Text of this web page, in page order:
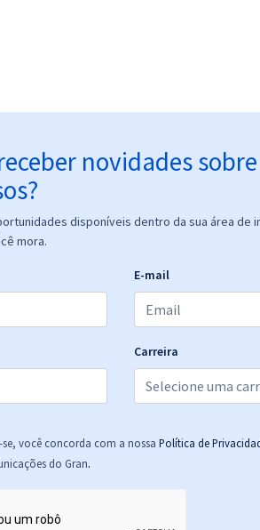
novidades sobre
disponíveis dentro da sua área de
mora.
E-mail
Carreira
você concorda com a nossa Política de
do Gran.